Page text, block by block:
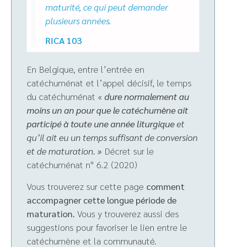
maturité, ce qui peut demander
plusieurs années.
RICA 103
En Belgique, entre l’entrée en
catéchuménat et l’appel décisif, le temps
du catéchuménat «dure normalement au
moins un an pour que le catéchumène ait
participé à toute une année liturgiqueet
qu’il ait eu un temps suffisant de conversion
et de maturation. » Décret sur le
catéchuménat n° 6.2 (2020)
Vous trouverez sur cette page comment
accompagner cette longue période de
maturation. Vous y trouverez aussi des
suggestions pour favoriser le lien entre le
catéchumène et la communauté.